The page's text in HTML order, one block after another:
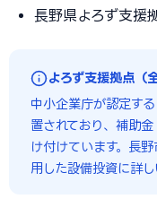
長野県よろず支援
よろず支援拠点（
中小企業庁が認定す
置されており、補助
け付けています。長
用した設備投資に詳し